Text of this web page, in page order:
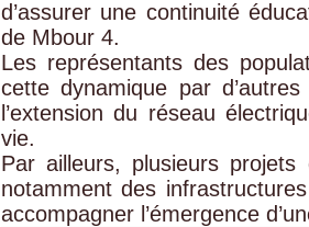
d’assurer une continuité
de Mbour 4.
Les représentants des
cette dynamique par
l’extension du réseau
vie.
Par ailleurs, plusieurs
notamment des
accompagner l’émergence